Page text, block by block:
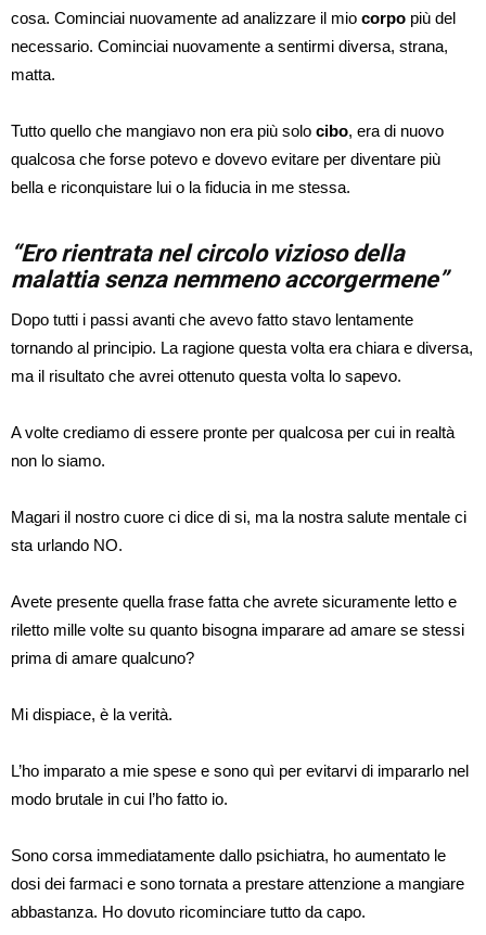
cosa. Cominciai nuovamente ad analizzare il mio corpo più del
necessario. Cominciai nuovamente a sentirmi diversa, strana,
matta.
Tutto quello che mangiavo non era più solo cibo, era di nuovo
qualcosa che forse potevo e dovevo evitare per diventare più
bella e riconquistare lui o la fiducia in me stessa.
“Ero rientrata nel circolo vizioso della
malattia senza nemmeno accorgermene”
Dopo tutti i passi avanti che avevo fatto stavo lentamente
tornando al principio. La ragione questa volta era chiara e diversa,
ma il risultato che avrei ottenuto questa volta lo sapevo.
A volte crediamo di essere pronte per qualcosa per cui in realtà
non lo siamo.
Magari il nostro cuore ci dice di si, ma la nostra salute mentale ci
sta urlando NO.
Avete presente quella frase fatta che avrete sicuramente letto e
riletto mille volte su quanto bisogna imparare ad amare se stessi
prima di amare qualcuno?
Mi dispiace, è la verità.
L’ho imparato a mie spese e sono quì per evitarvi di impararlo nel
modo brutale in cui l’ho fatto io.
Sono corsa immediatamente dallo psichiatra, ho aumentato le
dosi dei farmaci e sono tornata a prestare attenzione a mangiare
abbastanza. Ho dovuto ricominciare tutto da capo.